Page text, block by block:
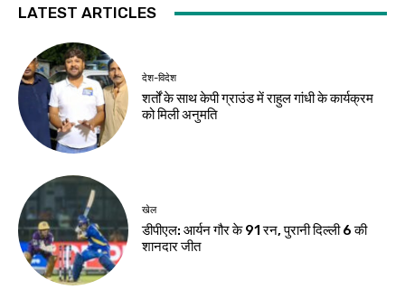
LATEST ARTICLES
देश-विदेश
शर्तों के साथ केपी ग्राउंड में राहुल गांधी के कार्यक्रम
को मिली अनुमति
खेल
डीपीएल: आर्यन गौर के 91 रन, पुरानी दिल्ली 6 की
शानदार जीत